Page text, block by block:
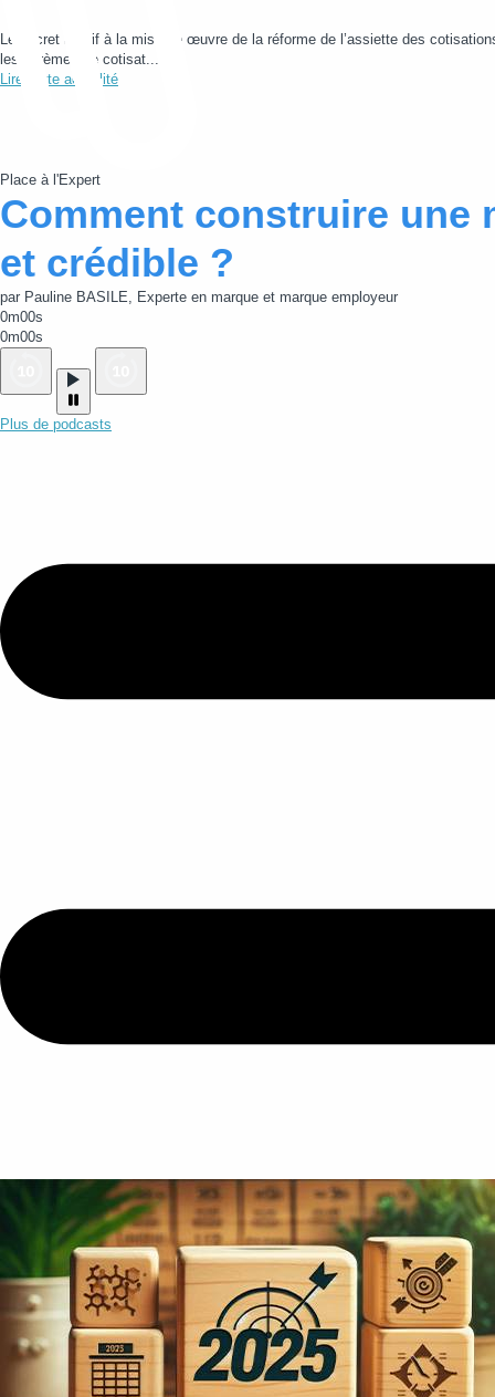
Le décret relatif à la mise en œuvre de la réforme de l’assiette des
les barèmes de cotisat...
Lire cette actualité
Place à l'Expert
Comment construire une
et crédible ?
par Pauline BASILE, Experte en marque et marque employeur
0m00s
0m00s
Plus de podcasts